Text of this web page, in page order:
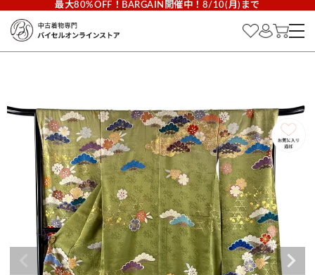
最大80%OFF！BARGAIN開催中！8/10(月)まで